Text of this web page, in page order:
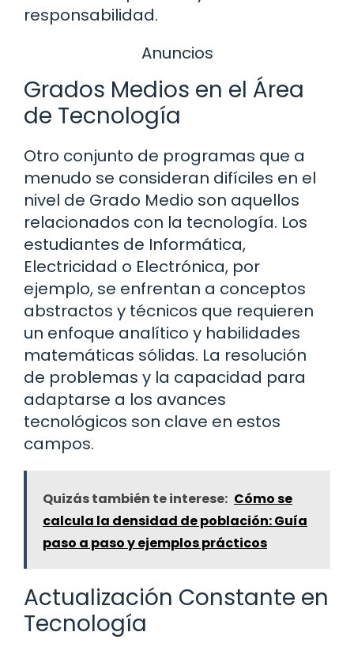
responsabilidad.
Anuncios
Grados Medios en el Área
de Tecnología
Otro conjunto de programas que a
menudo se consideran difíciles en el
nivel de Grado Medio son aquellos
relacionados con la tecnología. Los
estudiantes de Informática,
Electricidad o Electrónica, por
ejemplo, se enfrentan a conceptos
abstractos y técnicos que requieren
un enfoque analítico y habilidades
matemáticas sólidas. La resolución
de problemas y la capacidad para
adaptarse a los avances
tecnológicos son clave en estos
campos.
Quizás también te interese: Cómo se
calcula la densidad de población: Guía
paso a paso y ejemplos prácticos
Actualización Constante en
Tecnología